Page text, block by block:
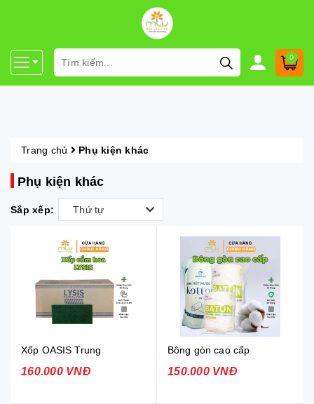
0
Trang chủ Phụ kiện khác
Phụ kiện khác
Sắp xếp: Thứ tự
Xốp OASIS Trung
160.000 VNĐ
Bông gòn cao cấp
150.000 VNĐ